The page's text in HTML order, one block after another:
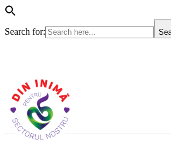
Search for: